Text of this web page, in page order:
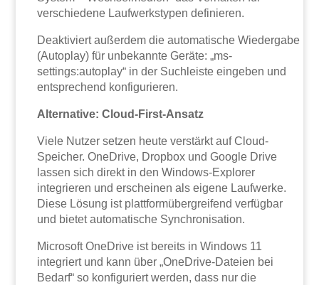
verschiedene Laufwerkstypen definieren.
Deaktiviert außerdem die automatische Wiedergabe
(Autoplay) für unbekannte Geräte: „ms-
settings:autoplay“ in der Suchleiste eingeben und
entsprechend konfigurieren.
Alternative: Cloud-First-Ansatz
Viele Nutzer setzen heute verstärkt auf Cloud-
Speicher. OneDrive, Dropbox und Google Drive
lassen sich direkt in den Windows-Explorer
integrieren und erscheinen als eigene Laufwerke.
Diese Lösung ist plattformübergreifend verfügbar
und bietet automatische Synchronisation.
Microsoft OneDrive ist bereits in Windows 11
integriert und kann über „OneDrive-Dateien bei
Bedarf“ so konfiguriert werden, dass nur die